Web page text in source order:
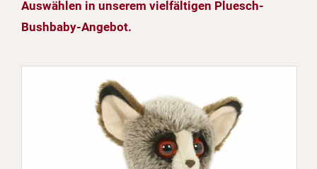
Auswählen in unserem vielfältigen Pluesch-
Bushbaby-Angebot.